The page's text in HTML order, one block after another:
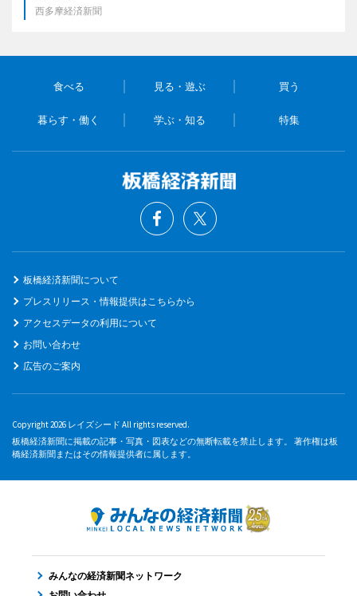
西多摩経済新聞
食べる 見る・遊ぶ 買う
暮らす・働く 学ぶ・知る 特集
板橋経済新聞について
プレスリリース・情報提供はこちらから
アクセスデータの利用について
お問い合わせ
広告のご案内
Copyright 2026 レイズシード All rights reserved.
板橋経済新聞に掲載の記事・写真・図表などの無断転載を禁止します。 著作権は板
橋経済新聞またはその情報提供者に属します。
みんなの経済新聞ネットワーク